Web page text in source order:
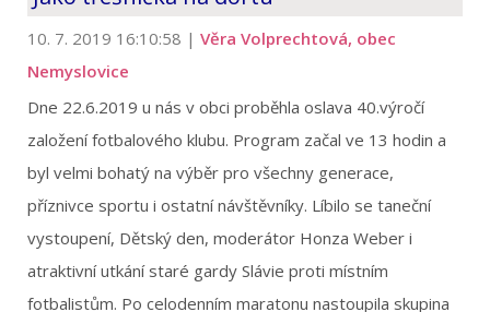
10. 7. 2019 16:10:58 | Věra Volprechtová, obec
Nemyslovice
Dne 22.6.2019 u nás v obci proběhla oslava 40.výročí
založení fotbalového klubu. Program začal ve 13 hodin a
byl velmi bohatý na výběr pro všechny generace,
příznivce sportu i ostatní návštěvníky. Líbilo se taneční
vystoupení, Dětský den, moderátor Honza Weber i
atraktivní utkání staré gardy Slávie proti místním
fotbalistům. Po celodenním maratonu nastoupila skupina